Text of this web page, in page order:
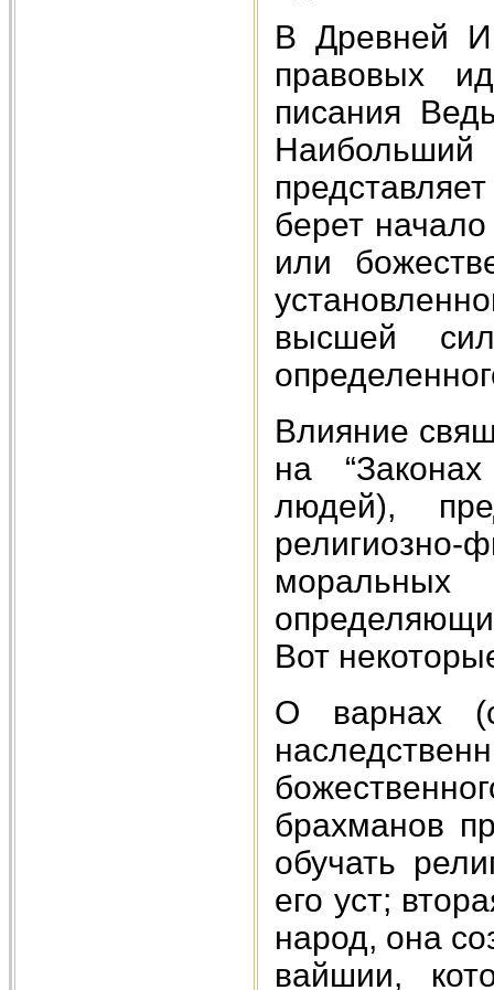
В Древней
правовых
писания
берет
или
высшей
Влияние
на
людей),
Вот
О варнах
брахманов
обучать
его уст;
народ, она
вайшии,